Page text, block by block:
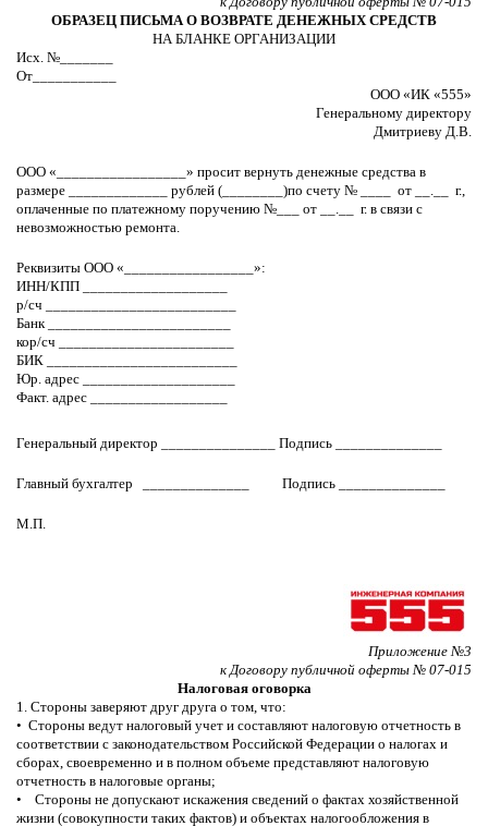
ОБРАЗЕЦ ПИСЬМА О ВОЗВРАТЕ ДЕНЕЖНЫХ СРЕДСТВ
НА БЛАНКЕ ОРГАНИЗАЦИИ
Исх. №_______
От___________
ООО «ИК «555»
Генеральному директору
Дмитриеву Д.В.
ООО «_________________» просит вернуть денежные средства в
размере _____________ рублей (________)по счету № ____ от __.__ г.,
оплаченные по платежному поручению №___ от __.__ г. в связи с
невозможностью ремонта.
Реквизиты ООО «_________________»:
ИНН/КПП ___________________
р/сч _________________________
Банк ________________________
кор/сч _______________________
БИК _________________________
Юр. адрес ____________________
Факт. адрес __________________
Генеральный директор _______________ Подпись ______________
Главный бухгалтер ______________ Подпись ______________
М.П.
Приложение №3
к Договору публичной оферты № 07-015
Налоговая оговорка
1. Стороны заверяют друг друга о том, что:
• Стороны ведут налоговый учет и составляют налоговую отчетность в
соответствии с законодательством Российской Федерации о налогах и
сборах, своевременно и в полном объеме представляют налоговую
отчетность в налоговые органы;
• Стороны не допускают искажения сведений о фактах хозяйственной
жизни (совокупности таких фактов) и объектах налогообложения в